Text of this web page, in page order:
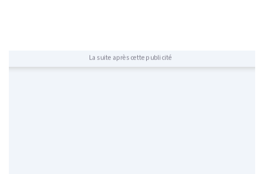
La suite après cette publicité